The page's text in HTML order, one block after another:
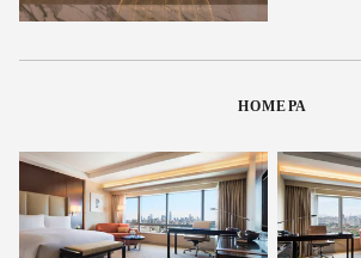
НОМЕРА